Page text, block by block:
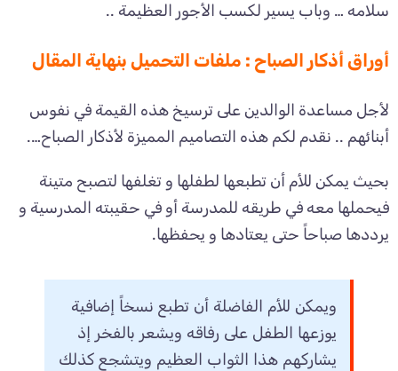
سلامه … وباب يسير لكسب الأجور العظيمة ..
أوراق أذكار الصباح : ملفات التحميل بنهاية المقال
لأجل مساعدة الوالدين على ترسيخ هذه القيمة في نفوس
أبنائهم .. نقدم لكم هذه التصاميم المميزة لأذكار الصباح….
بحيث يمكن للأم أن تطبعها لطفلها و تغلفها لتصبح متينة
فيحملها معه في طريقه للمدرسة أو في حقيبته المدرسية و
يرددها صباحاً حتى يعتادها و يحفظها.
ويمكن للأم الفاضلة أن تطبع نسخاً إضافية
يوزعها الطفل على رفاقه ويشعر بالفخر إذ
يشاركهم هذا الثواب العظيم ويتشجع كذلك